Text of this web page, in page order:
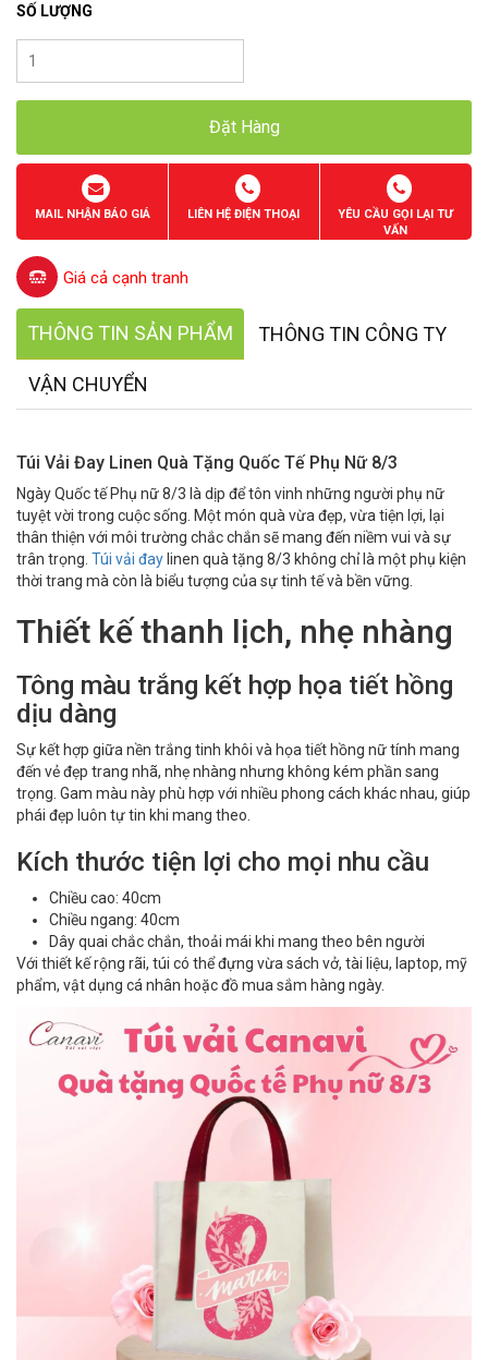
SỐ LƯỢNG
Đặt Hàng
MAIL NHẬN BÁO GIÁ LIÊN HỆ ĐIỆN THOẠI
YÊU CẦU GỌI LẠI TƯ
VẤN
Giá cả cạnh tranh
THÔNG TIN SẢN PHẨM THÔNG TIN CÔNG TY
VẬN CHUYỂN
Túi Vải Đay Linen Quà Tặng Quốc Tế Phụ Nữ 8/3
Ngày Quốc tế Phụ nữ 8/3 là dịp để tôn vinh những người phụ nữ
tuyệt vời trong cuộc sống. Một món quà vừa đẹp, vừa tiện lợi, lại
thân thiện với môi trường chắc chắn sẽ mang đến niềm vui và sự
trân trọng. Túi vải đay linen quà tặng 8/3 không chỉ là một phụ kiện
thời trang mà còn là biểu tượng của sự tinh tế và bền vững.
Thiết kế thanh lịch, nhẹ nhàng
Tông màu trắng kết hợp họa tiết hồng
dịu dàng
Sự kết hợp giữa nền trắng tinh khôi và họa tiết hồng nữ tính mang
đến vẻ đẹp trang nhã, nhẹ nhàng nhưng không kém phần sang
trọng. Gam màu này phù hợp với nhiều phong cách khác nhau, giúp
phái đẹp luôn tự tin khi mang theo.
Kích thước tiện lợi cho mọi nhu cầu
Chiều cao: 40cm
Chiều ngang: 40cm
Dây quai chắc chắn, thoải mái khi mang theo bên người
Với thiết kế rộng rãi, túi có thể đựng vừa sách vở, tài liệu, laptop, mỹ
phẩm, vật dụng cá nhân hoặc đồ mua sắm hàng ngày.